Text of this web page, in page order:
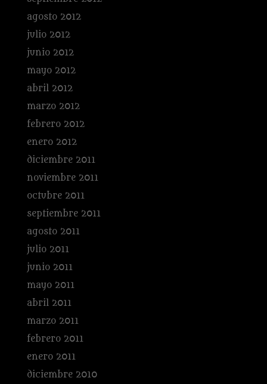
agosto 2012
julio 2012
junio 2012
mayo 2012
abril 2012
marzo 2012
febrero 2012
enero 2012
diciembre 2011
noviembre 2011
octubre 2011
septiembre 2011
agosto 2011
julio 2011
junio 2011
mayo 2011
abril 2011
marzo 2011
febrero 2011
enero 2011
diciembre 2010